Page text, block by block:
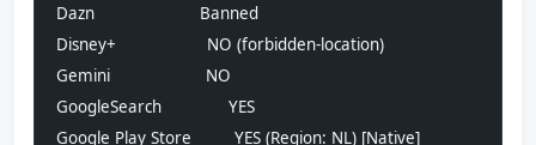
Dazn                      Banned
Disney+                   NO (forbidden-location)
Gemini                    NO
GoogleSearch              YES
Google Play Store         YES (Region: NL) [Native]